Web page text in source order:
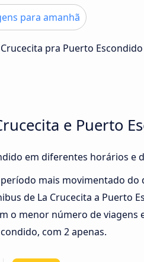
para amanhã
pra Puerto
e Puerto
em diferentes horários e
mais movimentado do
de La Crucecita a Puerto
o menor número de viagens
com 2 apenas.